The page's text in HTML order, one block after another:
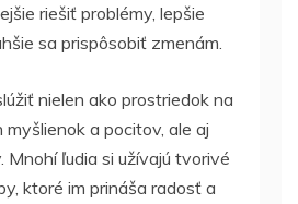
riešiť problémy, lepšie
sa prispôsobiť zmenám.
nielen ako prostriedok na
a pocitov, ale aj
Mnohí ľudia si užívajú tvorivé
ktoré im prináša radosť a